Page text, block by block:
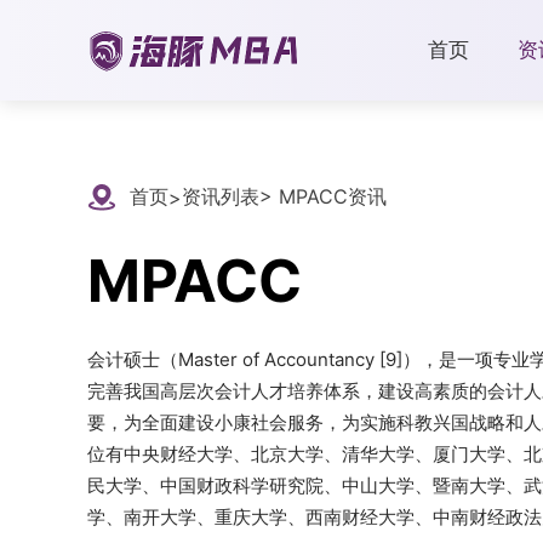
首页 资
首页>资讯列表> MPACC资讯
MPACC
会计硕士（Master of Accountancy [9]），是一项专业
完善我国高层次会计人才培养体系，建设高素质的会计
要，为全面建设小康社会服务，为实施科教兴国战略和
位有中央财经大学、北京大学、清华大学、厦门大学、
民大学、中国财政科学研究院、中山大学、暨南大学、
学、南开大学、重庆大学、西南财经大学、中南财经政